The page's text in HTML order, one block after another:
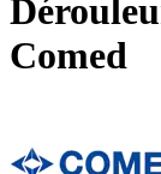
Comed